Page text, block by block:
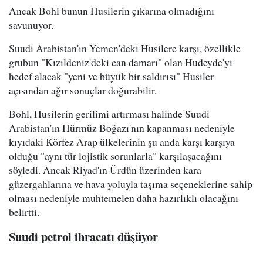
Ancak Bohl bunun Husilerin çıkarına olmadığını
savunuyor.
Suudi Arabistan'ın Yemen'deki Husilere karşı, özellikle
grubun "Kızıldeniz'deki can damarı" olan Hudeyde'yi
hedef alacak "yeni ve büyük bir saldırısı" Husiler
açısından ağır sonuçlar doğurabilir.
Bohl, Husilerin gerilimi artırması halinde Suudi
Arabistan'ın Hürmüz Boğazı'nın kapanması nedeniyle
kıyıdaki Körfez Arap ülkelerinin şu anda karşı karşıya
olduğu "aynı tür lojistik sorunlarla" karşılaşacağını
söyledi. Ancak Riyad'ın Ürdün üzerinden kara
güzergahlarına ve hava yoluyla taşıma seçeneklerine sahip
olması nedeniyle muhtemelen daha hazırlıklı olacağını
belirtti.
Suudi petrol ihracatı düşüyor